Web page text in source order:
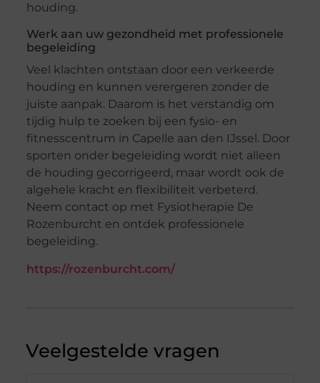
houding.
Werk aan uw gezondheid met professionele
begeleiding
Veel klachten ontstaan door een verkeerde
houding en kunnen verergeren zonder de
juiste aanpak. Daarom is het verstandig om
tijdig hulp te zoeken bij een fysio- en
fitnesscentrum in Capelle aan den IJssel. Door
sporten onder begeleiding wordt niet alleen
de houding gecorrigeerd, maar wordt ook de
algehele kracht en flexibiliteit verbeterd.
Neem contact op met Fysiotherapie De
Rozenburcht en ontdek professionele
begeleiding.
https://rozenburcht.com/
Veelgestelde vragen